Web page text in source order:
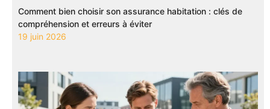
Comment bien choisir son assurance habitation : clés de
compréhension et erreurs à éviter
19 juin 2026